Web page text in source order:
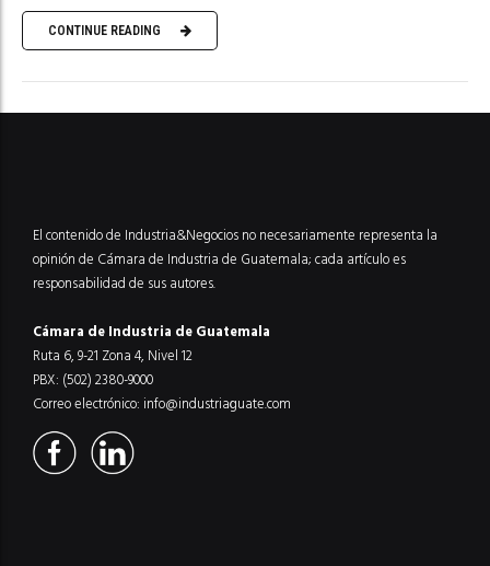
CONTINUE READING
El contenido de Industria&Negocios no necesariamente representa la
opinión de Cámara de Industria de Guatemala; cada artículo es
responsabilidad de sus autores.
Cámara de Industria de Guatemala
Ruta 6, 9-21 Zona 4, Nivel 12
PBX: (502) 2380-9000
Correo electrónico: info@industriaguate.com